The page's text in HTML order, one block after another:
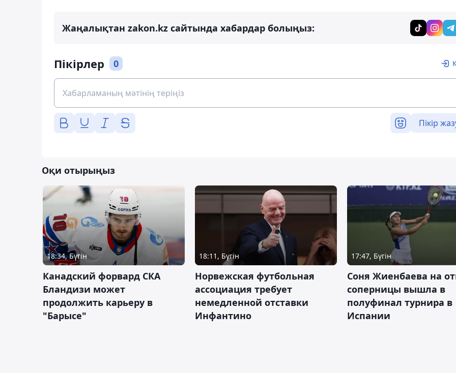
Жаңалықтан zakon.kz сайтында хабардар болыңыз:
Пікірлер 0
Пікір
Оқи отырыңыз
18:34, Бүгін
Канадский форвард СКА
Бландизи может
продолжить карьеру в
"Барысе"
18:11, Бүгін
Норвежская футбольная
ассоциация требует
немедленной отставки
Инфантино
17:47, Бүгін
Соня Жиенбаева на
соперницы вышла в
полуфинал турнира в
Испании